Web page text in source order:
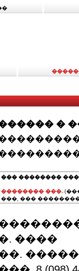
�
��� ��������
�������� ���.
���, ���
����